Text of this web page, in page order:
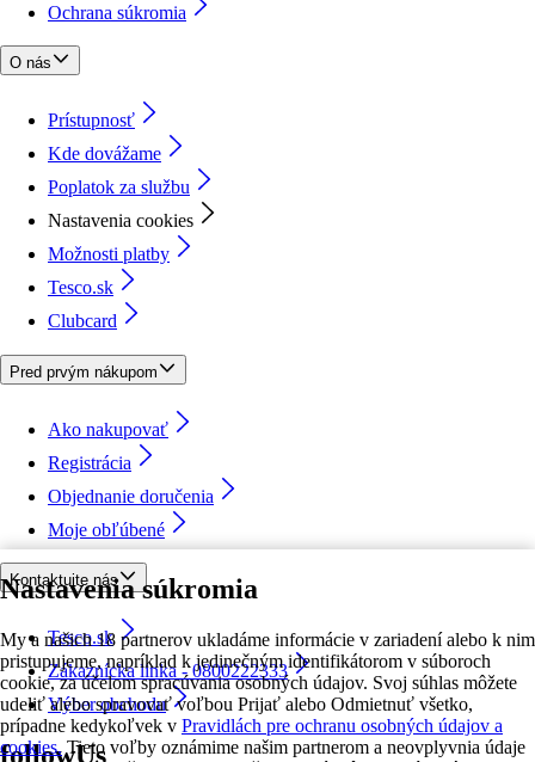
Nastavenia súkromia
My a našich 18 partnerov ukladáme informácie v zariadení alebo k nim
pristupujeme, napríklad k jedinečným identifikátorom v súboroch
cookie, za účelom spracúvania osobných údajov. Svoj súhlas môžete
udeliť alebo spravovať voľbou Prijať alebo Odmietnuť všetko,
prípadne kedykoľvek v Pravidlách pre ochranu osobných údajov a
cookies. Tieto voľby oznámime našim partnerom a neovplyvnia údaje
Ochrana súkromia
O nás
Prístupnosť
Kde dovážame
Poplatok za službu
Nastavenia cookies
Možnosti platby
Tesco.sk
Clubcard
Pred prvým nákupom
Ako nakupovať
Registrácia
Objednanie doručenia
Moje obľúbené
Kontaktujte nás
Tesco.sk
Zákaznícka linka - 0800222333
Výber obchodu
followUs